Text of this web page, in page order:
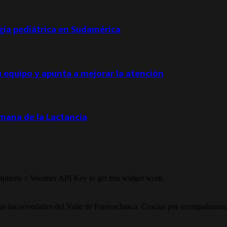
pediátrica en Sudamérica
y apunta a mejorar la atención
de la Lactancia
> Weather API Key to get this widget work.
las novedades del Valle de Paravachasca. Gracias por